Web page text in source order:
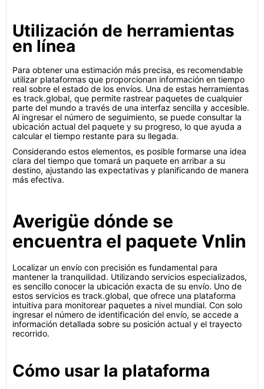
Utilización de herramientas
en línea
Para obtener una estimación más precisa, es recomendable
utilizar plataformas que proporcionan información en tiempo
real sobre el estado de los envíos. Una de estas herramientas
es track.global, que permite rastrear paquetes de cualquier
parte del mundo a través de una interfaz sencilla y accesible.
Al ingresar el número de seguimiento, se puede consultar la
ubicación actual del paquete y su progreso, lo que ayuda a
calcular el tiempo restante para su llegada.
Considerando estos elementos, es posible formarse una idea
clara del tiempo que tomará un paquete en arribar a su
destino, ajustando las expectativas y planificando de manera
más efectiva.
Averigüe dónde se
encuentra el paquete Vnlin
Localizar un envío con precisión es fundamental para
mantener la tranquilidad. Utilizando servicios especializados,
es sencillo conocer la ubicación exacta de su envío. Uno de
estos servicios es track.global, que ofrece una plataforma
intuitiva para monitorear paquetes a nivel mundial. Con solo
ingresar el número de identificación del envío, se accede a
información detallada sobre su posición actual y el trayecto
recorrido.
Cómo usar la plataforma